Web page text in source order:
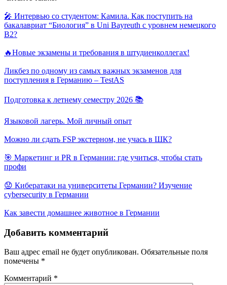
🎤 Интервью со студентом: Камила. Как поступить на
бакалавриат “Биология” в Uni Bayreuth с уровнем немецкого
B2?
🔥Новые экзамены и требования в штудиенколлегах!
Ликбез по одному из самых важных экзаменов для
поступления в Германию – TestAS
Подготовка к летнему семестру 2026 📚
Языковой лагерь. Мой личный опыт
Можно ли сдать FSP экстерном, не учась в ШК?
🎯 Маркетинг и PR в Германии: где учиться, чтобы стать
профи
😟 Кибератаки на университеты Германии? Изучение
cybersecurity в Германии
Как завести домашнее животное в Германии
Добавить комментарий
Ваш адрес email не будет опубликован. Обязательные поля
помечены *
Комментарий *